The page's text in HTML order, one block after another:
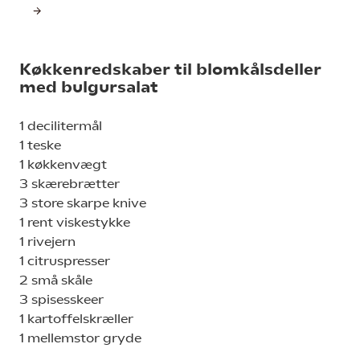
Køkkenredskaber til blomkålsdeller
med bulgursalat
1 decilitermål
1 teske
1 køkkenvægt
3 skærebrætter
3 store skarpe knive
1 rent viskestykke
1 rivejern
1 citruspresser
2 små skåle
3 spisesskeer
1 kartoffelskræller
1 mellemstor gryde